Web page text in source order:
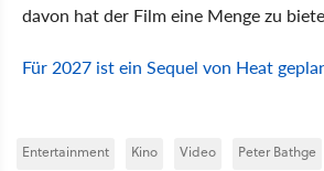
davon hat der Film eine Menge zu
Für 2027 ist ein Sequel von Heat
Entertainment Kino Video Peter Bathge